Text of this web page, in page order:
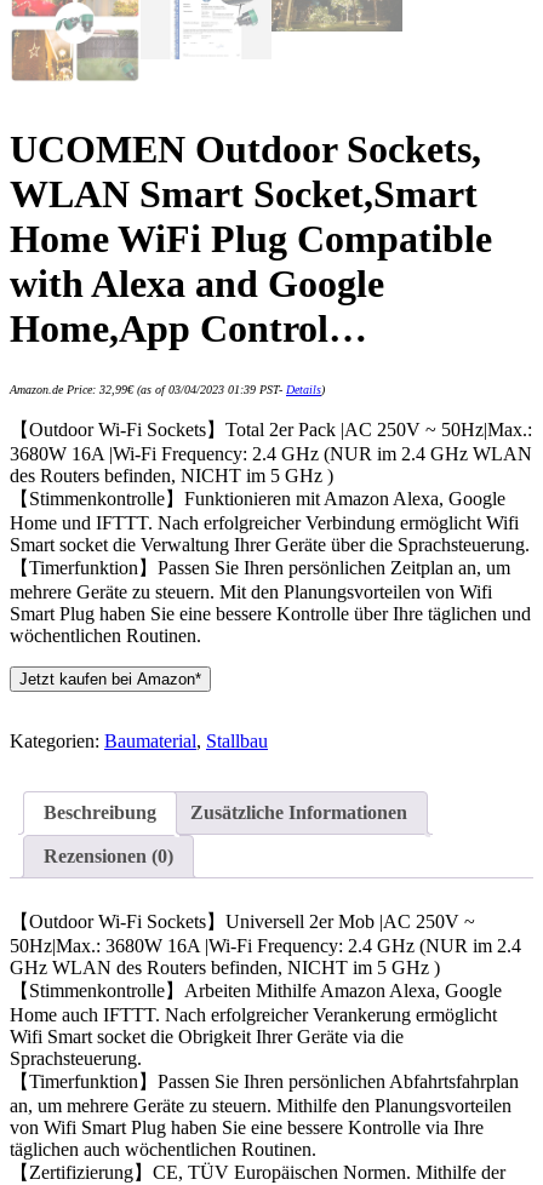
UCOMEN Outdoor Sockets,
WLAN Smart Socket,Smart
Home WiFi Plug Compatible
with Alexa and Google
Home,App Control…
Amazon.de Price: 32,99€(as of 03/04/2023 01:39 PST- Details)
【Outdoor Wi-Fi Sockets】Total 2er Pack |AC 250V ~ 50Hz|Max.:
3680W 16A |Wi-Fi Frequency: 2.4 GHz (NUR im 2.4 GHz WLAN
des Routers befinden, NICHT im 5 GHz )
【Stimmenkontrolle】Funktionieren mit Amazon Alexa, Google
Home und IFTTT. Nach erfolgreicher Verbindung ermöglicht Wifi
Smart socket die Verwaltung Ihrer Geräte über die Sprachsteuerung.
【Timerfunktion】Passen Sie Ihren persönlichen Zeitplan an, um
mehrere Geräte zu steuern. Mit den Planungsvorteilen von Wifi
Smart Plug haben Sie eine bessere Kontrolle über Ihre täglichen und
wöchentlichen Routinen.
Jetzt kaufen bei Amazon*
Kategorien: Baumaterial, Stallbau
Beschreibung Zusätzliche Informationen
Rezensionen (0)
【Outdoor Wi-Fi Sockets】Universell 2er Mob |AC 250V ~
50Hz|Max.: 3680W 16A |Wi-Fi Frequency: 2.4 GHz (NUR im 2.4
GHz WLAN des Routers befinden, NICHT im 5 GHz )
【Stimmenkontrolle】Arbeiten Mithilfe Amazon Alexa, Google
Home auch IFTTT. Nach erfolgreicher Verankerung ermöglicht
Wifi Smart socket die Obrigkeit Ihrer Geräte via die
Sprachsteuerung.
【Timerfunktion】Passen Sie Ihren persönlichen Abfahrtsfahrplan
an, um mehrere Geräte zu steuern. Mithilfe den Planungsvorteilen
von Wifi Smart Plug haben Sie eine bessere Kontrolle via Ihre
täglichen auch wöchentlichen Routinen.
【Zertifizierung】CE, TÜV Europäischen Normen. Mithilfe der